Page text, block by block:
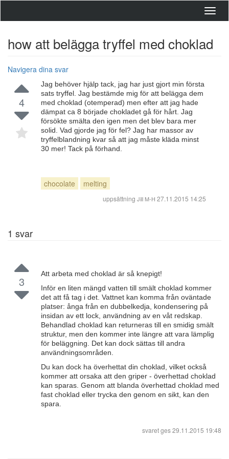
how att belägga tryffel med choklad
Navigera dina svar
4
Jag behöver hjälp tack, jag har just gjort min första
sats tryffel. Jag bestämde mig för att belägga dem
med choklad (otemperad) men efter att jag hade
dämpat ca 8 började chokladet gå för hårt. Jag
försökte smälta den igen men det blev bara mer
solid. Vad gjorde jag för fel? Jag har massor av
tryffelblandning kvar så att jag måste kläda minst
30 mer! Tack på förhand.
chocolate melting
uppsättning Jill M-H 27.11.2015 14:25
1 svar
3
Att arbeta med choklad är så knepigt!
Inför en liten mängd vatten till smält choklad kommer
det att få tag i det. Vattnet kan komma från oväntade
platser: ånga från en dubbelkedja, kondensering på
insidan av ett lock, användning av en våt redskap.
Behandlad choklad kan returneras till en smidig smält
struktur, men den kommer inte längre att vara lämplig
för beläggning. Det kan dock sättas till andra
användningsområden.
Du kan dock ha överhettat din choklad, vilket också
kommer att orsaka att den griper - överhettad choklad
kan sparas. Genom att blanda överhettad choklad med
fast choklad eller trycka den genom en sikt, kan den
spara.
svaret ges29.11.2015 19:48